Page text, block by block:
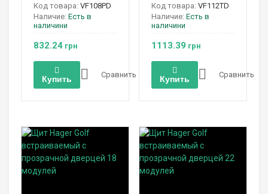
Код товара: VF108PD
Наличие: Есть в
наличини
832.24 грн
Купить Сравнить
Код товара: VF112TD
Наличие: Есть в
наличини
1113.39 грн
Купить Сравнить